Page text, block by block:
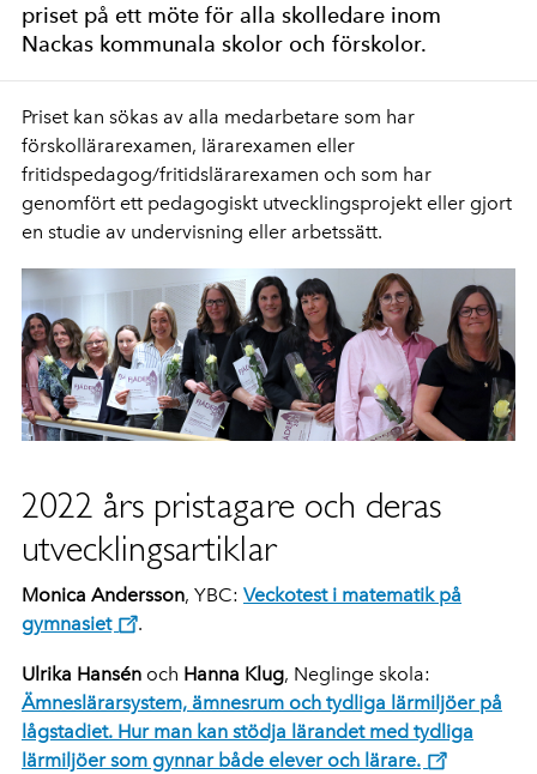
priset på ett möte för alla skolledare inom
Nackas kommunala skolor och förskolor.
Priset kan sökas av alla medarbetare som har
förskollärarexamen, lärarexamen eller
fritidspedagog/fritidslärarexamen och som har
genomfört ett pedagogiskt utvecklingsprojekt eller gjort
en studie av undervisning eller arbetssätt.
2022 års pristagare och deras
utvecklingsartiklar
Monica Andersson, YBC: Veckotest i matematik på
gymnasiet
.
Ulrika Hansén och Hanna Klug, Neglinge skola:
Ämneslärarsystem, ämnesrum och tydliga lärmiljöer på
lågstadiet. Hur man kan stödja lärandet med tydliga
lärmiljöer som gynnar både elever och lärare.